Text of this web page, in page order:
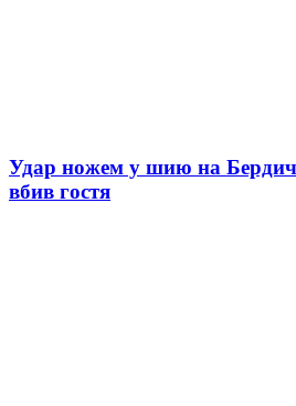
Удар ножем у шию на
вбив гостя